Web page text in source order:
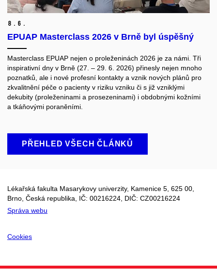
8. 6.
EPUAP Masterclass 2026 v Brně byl úspěšný
Masterclass EPUAP nejen o proleženinách 2026 je za námi. Tři
inspirativní dny v Brně (27. – 29. 6. 2026) přinesly nejen mnoho
poznatků, ale i nové profesní kontakty a vznik nových plánů pro
zkvalitnění péče o pacienty v riziku vzniku či s již vzniklými
dekubity (proleženinami a prosezeninami) i obdobnými kožními
a tkáňovými poraněními.
PŘEHLED VŠECH ČLÁNKŮ
Lékařská fakulta Masarykovy univerzity, Kamenice 5, 625 00,
Brno, Česká republika, IČ: 00216224 , DIČ: CZ00216224
Správa webu
Cookies